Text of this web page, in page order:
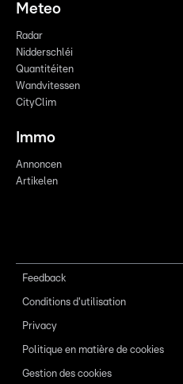
Meteo
Radar
Nidderschléi
Quantitéiten
Wandvitessen
CityClim
Immo
Annoncen
Artikelen
Feedback
Conditions d'utilisation
Privacy
Politique en matière de cookies
Gestion des cookies